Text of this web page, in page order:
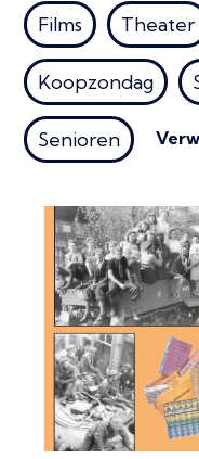
Films Theater
Koopzondag
Senioren